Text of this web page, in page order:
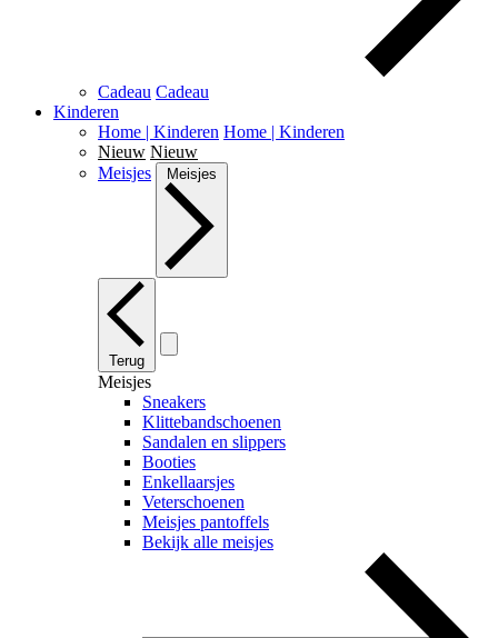
Cadeau Cadeau
Kinderen
Home | Kinderen Home | Kinderen
Nieuw Nieuw
Meisjes
Meisjes
Terug
Meisjes
Sneakers
Klittebandschoenen
Sandalen en slippers
Booties
Enkellaarsjes
Veterschoenen
Meisjes pantoffels
Bekijk alle meisjes